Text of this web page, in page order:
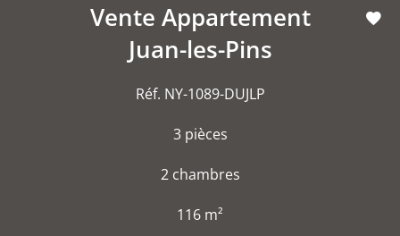
Vente Appartement
Juan-les-Pins
Réf. NY-1089-DUJLP
3 pièces
2 chambres
116 m²